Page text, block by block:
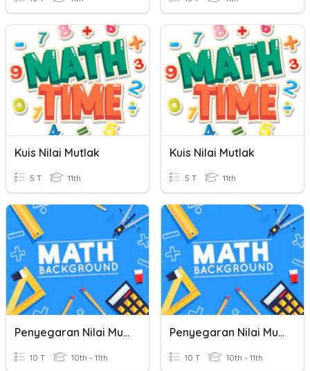
Kuis Nilai Mutlak
5 T 11th
Kuis Nilai Mutlak
5 T 11th
Penyegaran Nilai Mutlak
10 T 10th - 11th
Penyegaran Nilai Mutlak
10 T 10th - 11th